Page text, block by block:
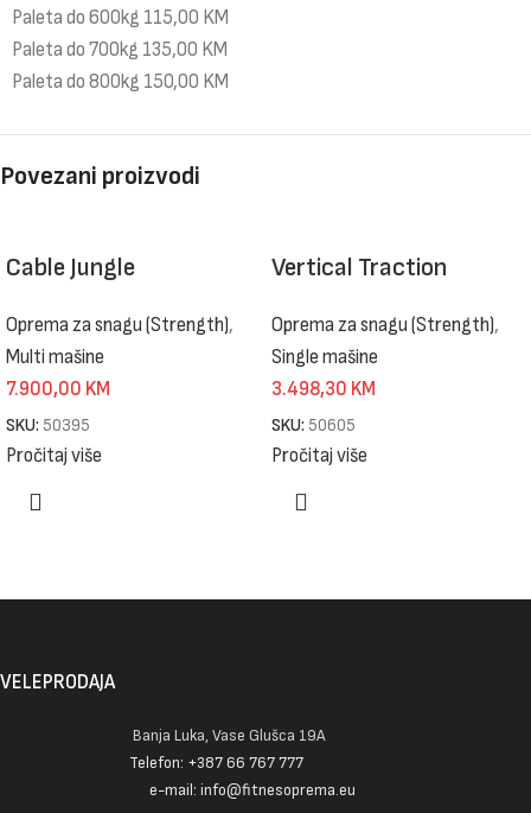
Paleta do 600kg 115,00 KM
Paleta do 700kg 135,00 KM
Paleta do 800kg 150,00 KM
Povezani proizvodi
Cable Jungle
Oprema za snagu (Strength),
Multi mašine
7.900,00 KM
SKU: 50395
Pročitaj više
Vertical Traction
Oprema za snagu (Strength),
Single mašine
3.498,30 KM
SKU: 50605
Pročitaj više
VELEPRODAJA
Banja Luka, Vase Glušca 19A
Telefon: +387 66 767 777
e-mail: info@fitnesoprema.eu